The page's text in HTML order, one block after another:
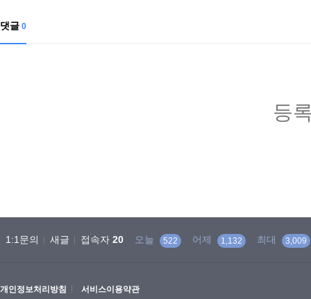
댓글 0
등
1:1문의 새글 접속자 20 오늘 522 어제 1,132 최대 3,009
개인정보처리방침 서비스이용약관